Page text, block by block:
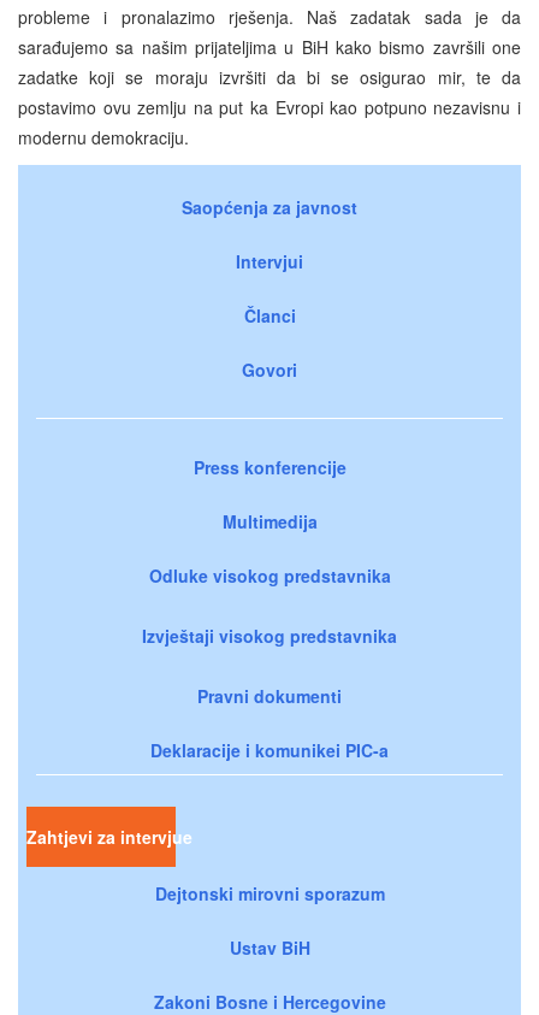
probleme i pronalazimo rješenja. Naš zadatak sada je da
sarađujemo sa našim prijateljima u BiH kako bismo završili one
zadatke koji se moraju izvršiti da bi se osigurao mir, te da
postavimo ovu zemlju na put ka Evropi kao potpuno nezavisnu i
modernu demokraciju.
Saopćenja za javnost
Intervjui
Članci
Govori
Press konferencije
Multimedija
Odluke visokog predstavnika
Izvještaji visokog predstavnika
Pravni dokumenti
Deklaracije i komunikei PIC-a
Zahtjevi za intervjue
Dejtonski mirovni sporazum
Ustav BiH
Zakoni Bosne i Hercegovine